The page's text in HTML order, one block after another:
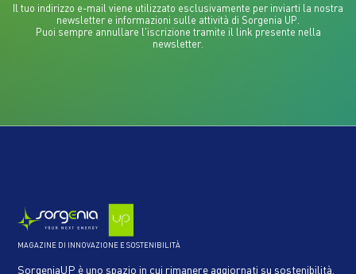
Il tuo indirizzo e-mail viene utilizzato esclusivamente per inviarti la nostra
newsletter e informazioni sulle attività di Sorgenia UP.
Puoi sempre annullare l'iscrizione tramite il link presente nella
newsletter.
MAGAZINE DI INNOVAZIONE E SOSTENIBILITÀ
SorgeniaUP è uno spazio in cui rimanere aggiornati su sostenibilità,